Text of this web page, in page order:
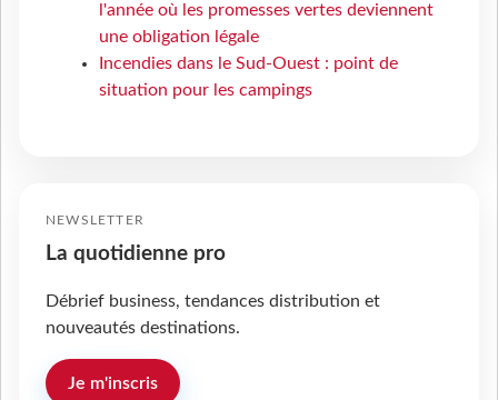
l'année où les promesses vertes deviennent
une obligation légale
Incendies dans le Sud-Ouest : point de
situation pour les campings
NEWSLETTER
La quotidienne pro
Débrief business, tendances distribution et
nouveautés destinations.
Je m'inscris